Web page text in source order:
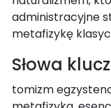
administracyjne
metafizykę
Słowa
tomizm